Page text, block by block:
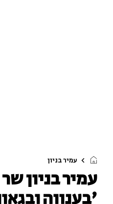
עמיר בניון
עמיר בניון